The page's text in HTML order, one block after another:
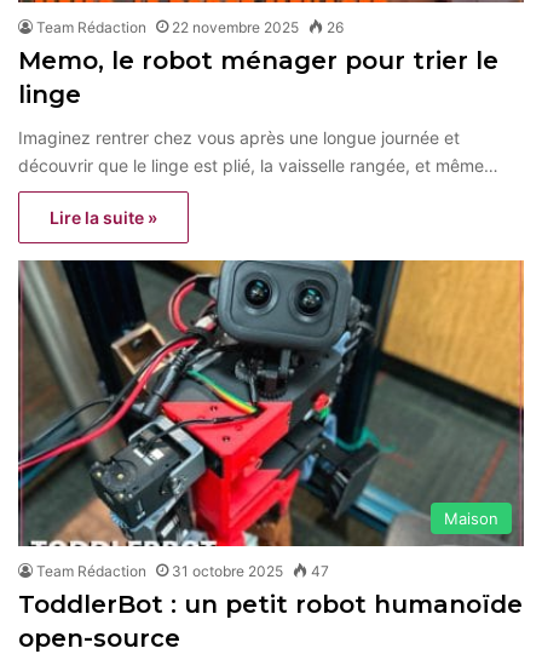
Team Rédaction 22 novembre 2025 26
Memo, le robot ménager pour trier le
linge
Imaginez rentrer chez vous après une longue journée et
découvrir que le linge est plié, la vaisselle rangée, et même…
Lire la suite »
Maison
Team Rédaction 31 octobre 2025 47
ToddlerBot : un petit robot humanoïde
open-source